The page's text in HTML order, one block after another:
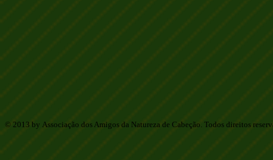
© 2013 by Associação dos Amigos da Natureza de Cabeção. Todos direitos